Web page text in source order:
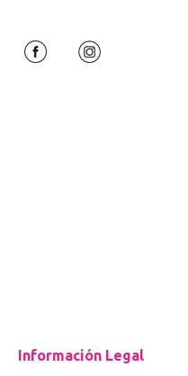
Información Legal